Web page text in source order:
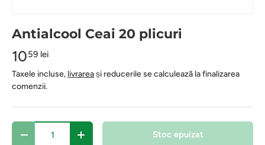
Antialcool Ceai 20 plicuri
1059 lei
Taxele incluse, livrareași reducerile se calculează la finalizarea
comenzii.
Cantitate
- + Stoc epuizat